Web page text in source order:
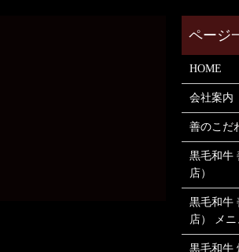
HOME
会社案内
善のこだ
黒毛和牛
店）
黒毛和牛
店） メニ
黒毛和牛